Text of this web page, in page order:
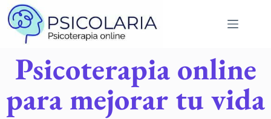
Psicoterapia online
para mejorar tu vida